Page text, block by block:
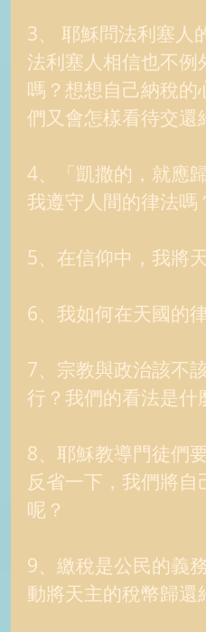
3、 耶穌問法利塞人
法利塞人相信也不
嗎？想想自己納稅的
們又會怎樣看待交還
4、「凱撒的，就應
我遵守人間的律法嗎
5、在信仰中，我將
6、我如何在天國的
7、宗教與政治該不
行？我們的看法是什
8、耶穌教導門徒們
反省一下，我們將
呢？
9、繳稅是公民的義
動將天主的稅幣歸還